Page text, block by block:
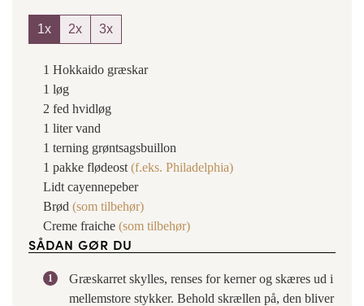
1x 2x 3x
1 Hokkaido græskar
1 løg
2 fed hvidløg
1 liter vand
1 terning grøntsagsbuillon
1 pakke flødeost (f.eks. Philadelphia)
Lidt cayennepeber
Brød (som tilbehør)
Creme fraiche (som tilbehør)
SÅDAN GØR DU
Græskarret skylles, renses for kerner og skæres ud i
mellemstore stykker. Behold skrællen på, den bliver